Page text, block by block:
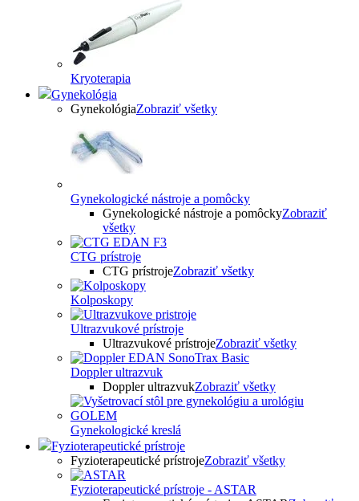
Kryoterapia
Gynekológia
GynekológiaZobraziť všetky
Gynekologické nástroje a pomôcky
Gynekologické nástroje a pomôckyZobraziť
všetky
CTG prístroje
CTG prístrojeZobraziť všetky
Kolposkopy
Ultrazvukové prístroje
Ultrazvukové prístrojeZobraziť všetky
Doppler ultrazvuk
Doppler ultrazvukZobraziť všetky
Gynekologické kreslá
Fyzioterapeutické prístroje
Fyzioterapeutické prístrojeZobraziť všetky
Fyzioterapeutické prístroje - ASTAR